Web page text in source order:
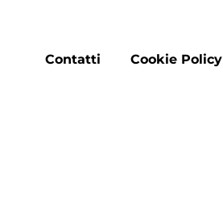
Footer
Contatti Cookie Policy